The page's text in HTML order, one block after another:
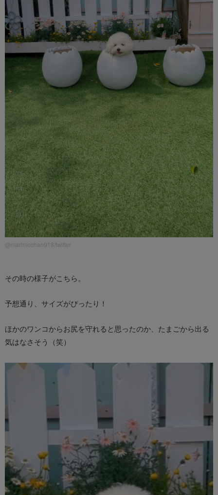
@marimochan918/twitter
その時の様子がこちら。
予想通り、サイズがぴったり！
ほかのワンコからお尻を守れると思ったのか、たまごから出る
気はなさそう（笑）